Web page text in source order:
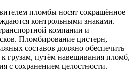
пломбы носят сокращённое
контрольными знаками.
компании и
Пломбирование цистерн,
составов должно обеспечить
грузам, путём навешивания пломб,
с сохранением целостности.